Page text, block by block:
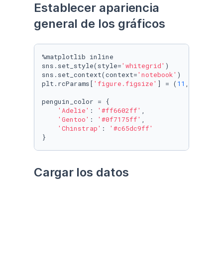
Establecer apariencia
general de los gráficos
%matplotlib inline
sns.set_style(style='whitegrid' )
sns.set_context(context='notebook' )
plt.rcParams[ 'figure.figsize' ] = ( 11 ,
penguin_color = {
'Adelie' : '#ff6602ff' ,
'Gentoo' : '#0f7175ff' ,
'Chinstrap' :
'#c65dc9ff'
}
Cargar los datos